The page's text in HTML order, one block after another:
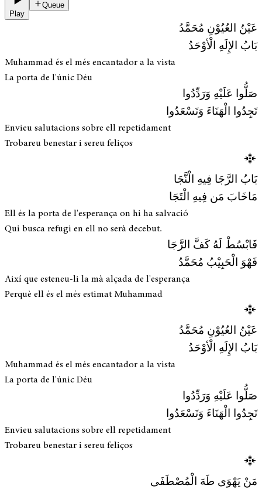
Play
Queue
عَيْنُ العُيُوْنِ مُحَمَّدُ
بَابُ الإِلَهِ الْأوْحَدُ
Muhammad és el més encantador a la vista
La porta de l'únic Déu
صَلُّوا عَلَيْهِ وَرَدِّدُوا
تَجِدُوا الْهَنَاءَ وَتَسْعَدُوا
Envieu salutacions sobre ell repetidament
Trobareu benestar i sereu feliços
بَابُ الرَّجَا فِيهِ الْنَّجَا
مَاخَابَ مَن فِيهِ الْتَجَا
Ell és la porta de l'esperança on hi ha salvació
Qui busca refugi en ell no serà decebut.
فَابْسُطْ لَهُ كَفَّ الرَّجَا
فَهْوَ الْحَبِيْبُ مُحَمَّدُ
Així que esteneu-li la mà alçada de l'esperança
Perquè ell és el més estimat Muhammad
عَيْنُ العُيُوْنِ مُحَمَّدُ
بَابُ الإِلَهِ الْأوْحَدُ
Muhammad és el més encantador a la vista
La porta de l'únic Déu
صَلُّوا عَلَيْهِ وَرَدِّدُوا
تَجِدُوا الْهَنَاءَ وَتَسْعَدُوا
Envieu salutacions sobre ell repetidament
Trobareu benestar i sereu feliços
مَنْ يَهْوَى طَهَ الْمُصْطَفَى